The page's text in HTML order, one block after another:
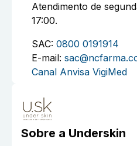
Atendimento de
17:00.
SAC: 0800 0191914
E-mail:
Canal Anvisa VigiMed
Sobre a Underskin